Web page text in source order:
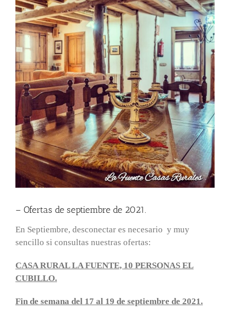
– Ofertas de septiembre de 2021.
En Septiembre, desconectar es necesario y muy
sencillo si consultas nuestras ofertas:
CASA RURAL LA FUENTE, 10 PERSONAS EL
CUBILLO.
Fin de semana del 17 al 19 de septiembre de 2021.